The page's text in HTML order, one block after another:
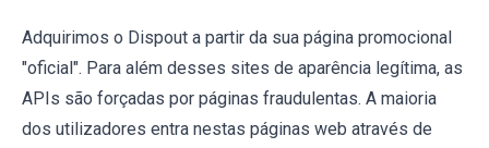
Adquirimos o Dispout a partir da sua página promocional
"oficial". Para além desses sites de aparência legítima, as
APIs são forçadas por páginas fraudulentas. A maioria
dos utilizadores entra nestas páginas web através de